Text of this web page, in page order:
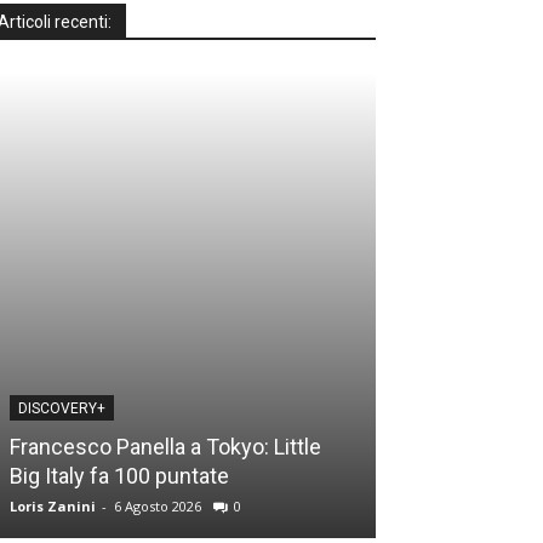
recenti:
DISCOVERY+
Francesco Panella a Tokyo: Little
Big Italy fa 100 puntate
Loris Zanini - 6 Agosto 2026 0